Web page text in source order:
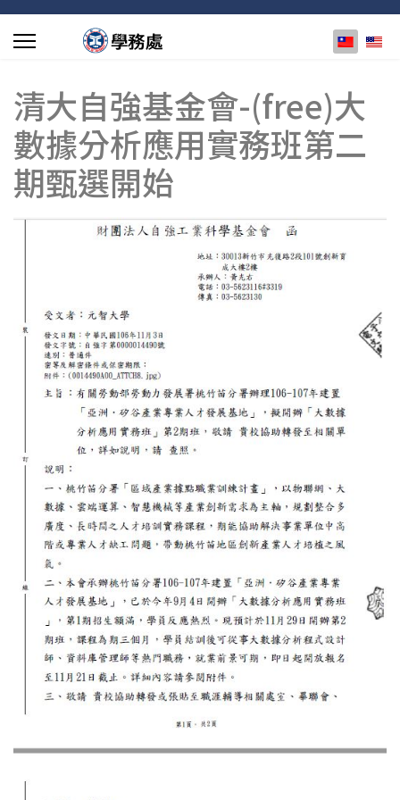
選擇你的
清大自強基金會-(free)大
數據分析應用實務班第二
期甄選開始